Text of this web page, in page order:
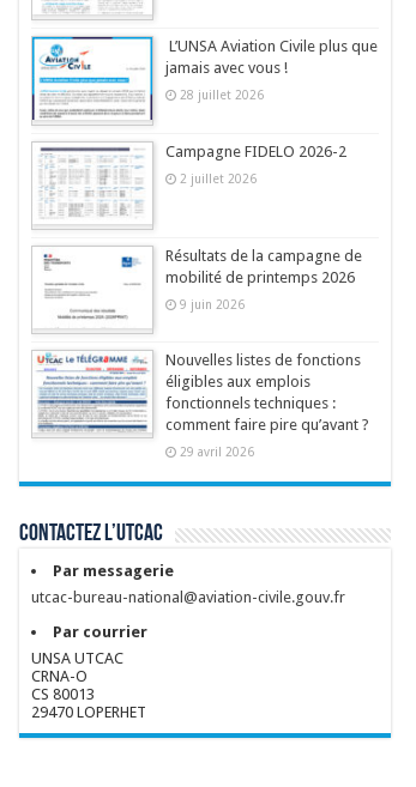
L’UNSA Aviation Civile plus que
jamais avec vous !
28 juillet 2026
Campagne FIDELO 2026-2
2 juillet 2026
Résultats de la campagne de
mobilité de printemps 2026
9 juin 2026
Nouvelles listes de fonctions
éligibles aux emplois
fonctionnels techniques :
comment faire pire qu’avant ?
29 avril 2026
Contactez l’UTCAC
Par messagerie
utcac-bureau-national@aviation-civile.gouv.fr
Par courrier
UNSA UTCAC
CRNA-O
CS 80013
29470 LOPERHET